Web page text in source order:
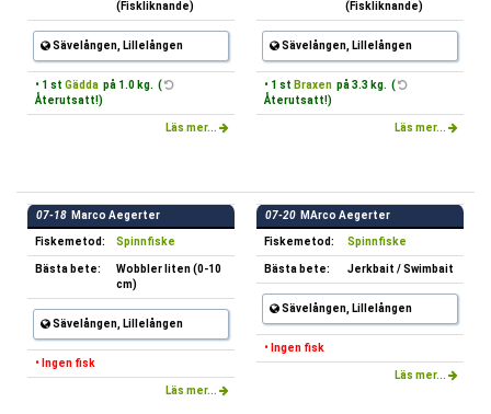
(Fiskliknande)
Sävelången, Lillelången
• 1 st Gädda på 1.0 kg. (
Återutsatt!)
Läs mer...
(Fiskliknande)
Sävelången, Lillelången
• 1 st Braxen på 3.3 kg. (
Återutsatt!)
Läs mer...
07-18 Marco Aegerter
Fiskemetod: Spinnfiske
Bästa bete:
Wobbler liten (0-10
cm)
Sävelången, Lillelången
• Ingen fisk
Läs mer...
07-20 MArco Aegerter
Fiskemetod: Spinnfiske
Bästa bete: Jerkbait / Swimbait
Sävelången, Lillelången
• Ingen fisk
Läs mer...